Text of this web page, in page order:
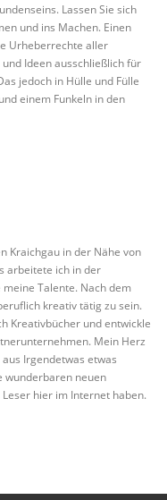
Lassen Sie sich
und ins Machen. Einen
Urheberrechte aller
Ideen ausschließlich für
jedoch in Hülle und Fülle
einem Funkeln in den
Kraichgau in der Nähe von
arbeitete ich in der
Talente. Nach dem
kreativ tätig zu sein.
Kreativbücher und entwickle
Mein Herz
Irgendetwas etwas
wunderbaren neuen
hier im Internet haben.